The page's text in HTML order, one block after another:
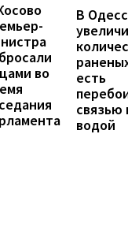
во
В
есть
связью
водой